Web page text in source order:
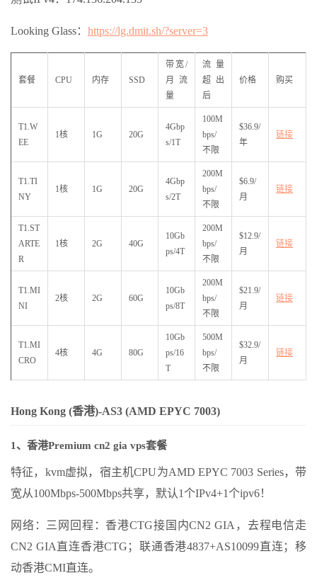
Looking Glass： https://lg.dmit.sh/?server=3
套餐 CPU 内存 SSD
带宽/
月流
量
流量
超出
后
价格 购买
T1.W
EE
1核 1G 20G
4Gbp
s/1T
100M
bps/
不限
$36.9/
年
链接
T1.TI
NY
1核 1G 20G
4Gbp
s/2T
200M
bps/
不限
$6.9/
月
链接
T1.ST
ARTE
R
1核 2G 40G
10Gb
ps/4T
200M
bps/
不限
$12.9/
月
链接
T1.MI
NI
2核 2G 60G
10Gb
ps/8T
200M
bps/
不限
$21.9/
月
链接
T1.MI
CRO
4核 4G 80G
10Gb
ps/16
T
500M
bps/
不限
$32.9/
月
链接
Hong Kong (香港)-AS3 (AMD EPYC 7003)
1、香港Premium cn2 gia vps套餐
特征，kvm虚拟，宿主机CPU为AMD EPYC 7003 Series，带
宽从100Mbps-500Mbps共享，默认1个IPv4+1个ipv6！
网络：三网回程：香港CTG接国内CN2 GIA，去程电信走
CN2 GIA直连香港CTG；联通香港4837+AS10099直连；移
动香港CMI直连。